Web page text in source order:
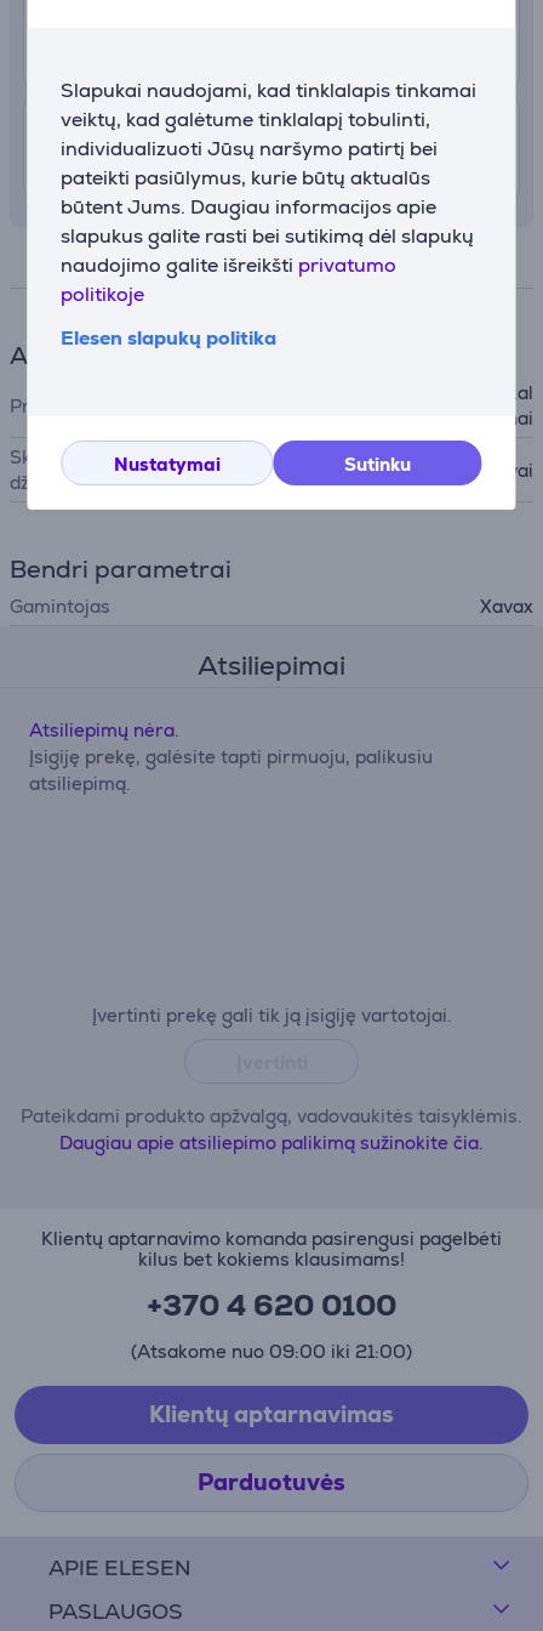
Slapukai naudojami, kad tinklalapis tinkamai
veiktų, kad galėtume tinklalapį tobulinti,
individualizuoti Jūsų naršymo patirtį bei
pateikti pasiūlymus, kurie būtų aktualūs
būtent Jums. Daugiau informacijos apie
slapukus galite rasti bei sutikimą dėl slapukų
naudojimo galite išreikšti privatumo
politikoje
Elesen slapukų politika
Nustatymai Sutinku
Pristatymas į namus
Rugpjūčio 12 - 14
Specifikacija
Aksesuaras
Priedo tipas
Džiovintuvui, Indaplovei, Skal
bimo mašinai
Skalbimo mašinos ir
džiovyklės priedas
Vibracijos slopintuvai
Bendri parametrai
Gamintojas Xavax
Atsiliepimai
Įvertinti prekę gali tik ją įsigiję vartotojai.
Pateikdami produkto apžvalgą, vadovaukitės taisyklėmis.
Daugiau apie atsiliepimo palikimą sužinokite čia.
Atsiliepimų nėra.
Įsigiję prekę, galėsite tapti pirmuoju, palikusiu
atsiliepimą.
APIE ELESEN
PASLAUGOS
Klientų aptarnavimo komanda pasirengusi pagelbėti
kilus bet kokiems klausimams!
+370 4 620 0100
(Atsakome nuo 09:00 iki 21:00)
Klientų aptarnavimas
Parduotuvės